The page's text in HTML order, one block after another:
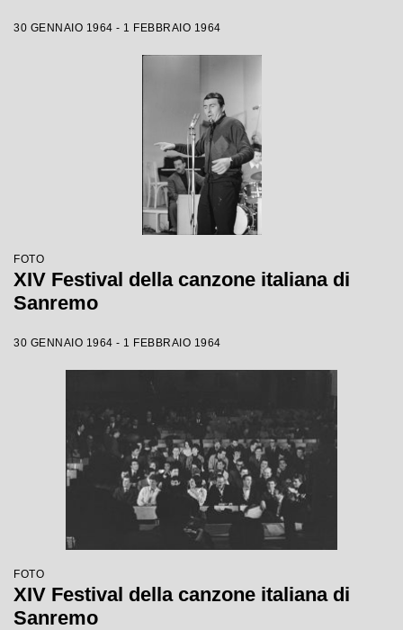
30 GENNAIO 1964 - 1 FEBBRAIO 1964
FOTO
XIV Festival della canzone italiana di
Sanremo
30 GENNAIO 1964 - 1 FEBBRAIO 1964
FOTO
XIV Festival della canzone italiana di
Sanremo